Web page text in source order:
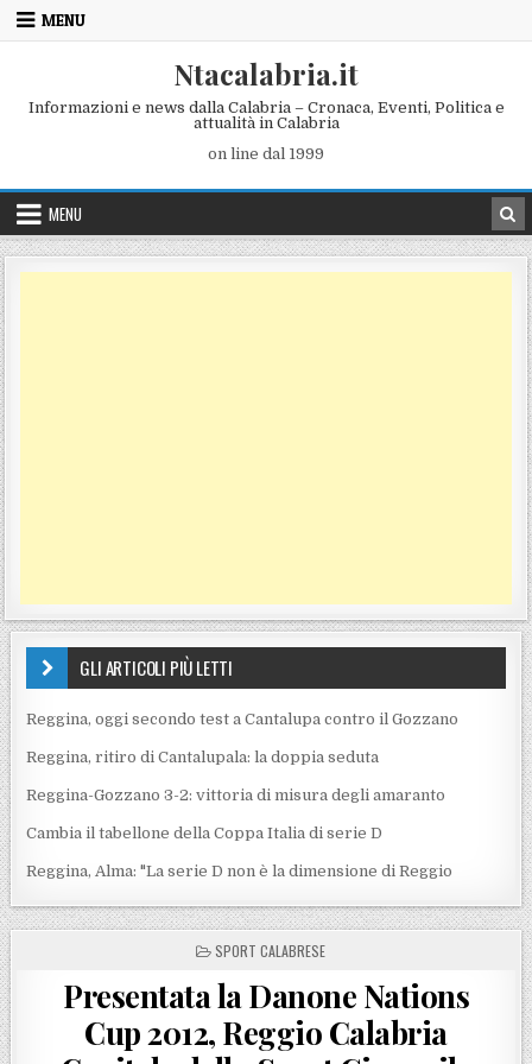
Skip to content
MENU
Ntacalabria.it
Informazioni e news dalla Calabria – Cronaca, Eventi, Politica e
attualità in Calabria
on line dal 1999
MENU
GLI ARTICOLI PIÙ LETTI
Reggina, oggi secondo test a Cantalupa contro il Gozzano
Reggina, ritiro di Cantalupala: la doppia seduta
Reggina-Gozzano 3-2: vittoria di misura degli amaranto
Cambia il tabellone della Coppa Italia di serie D
Reggina, Alma: "La serie D non è la dimensione di Reggio
POSTED IN
SPORT CALABRESE
Presentata la Danone Nations
Cup 2012, Reggio Calabria